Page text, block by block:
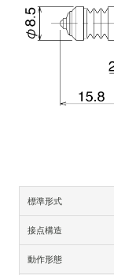
標準形式
接点構造
動作形態